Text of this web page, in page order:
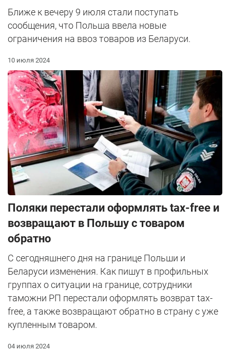
Ближе к вечеру 9 июля стали поступать
сообщения, что Польша ввела новые
ограничения на ввоз товаров из Беларуси.
10 июля 2024
Поляки перестали оформлять tax-free и
возвращают в Польшу с товаром
обратно
С сегодняшнего дня на границе Польши и
Беларуси изменения. Как пишут в профильных
группах о ситуации на границе, сотрудники
таможни РП перестали оформлять возврат tax-
free, а также возвращают обратно в страну с уже
купленным товаром.
04 июля 2024